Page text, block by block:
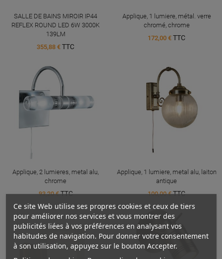
SALLE DE BAINS MIROIR IP44
REFLEX ROUND LED 6W 3000K
139LM
355,88 € TTC
Applique, 1 lumiere, métal. verre
chromé, chrome
172,00 € TTC
Applique, 2 lumieres, metal alu,
chrome
93,20 €TTC
Applique, 1 lumiere, metal alu, laiton
antique
100,00 €TTC
Ce site Web utilise ses propres cookies et ceux de tiers
pour améliorer nos services et vous montrer des
publicités liées à vos préférences en analysant vos
habitudes de navigation. Pour donner votre consentement
à son utilisation, appuyez sur le bouton Accepter.